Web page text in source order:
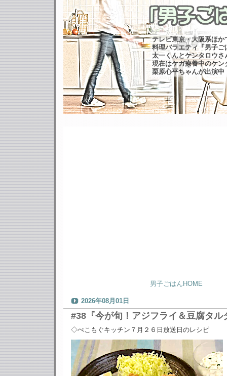
テレビ東京・大阪系ほか
料理バラエティ「男子ご
太一くんとケンタロウ
現在はケガ療養中のケン
栗原心平ちゃんが出演中
男子ごはんHOME
2026年08月01日
#38『今が旬！アジフライ＆豆腐タル
◇ぺこもぐキッチン７月２６日放送日のレシピ